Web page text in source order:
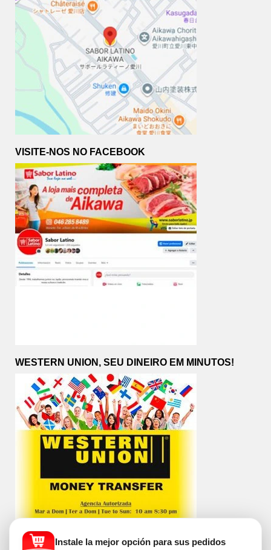
VISITE-NOS NO FACEBOOK
WESTERN UNION, SEU DINEIRO EM MINUTOS!
Instale la mejor opción para sus pedidos